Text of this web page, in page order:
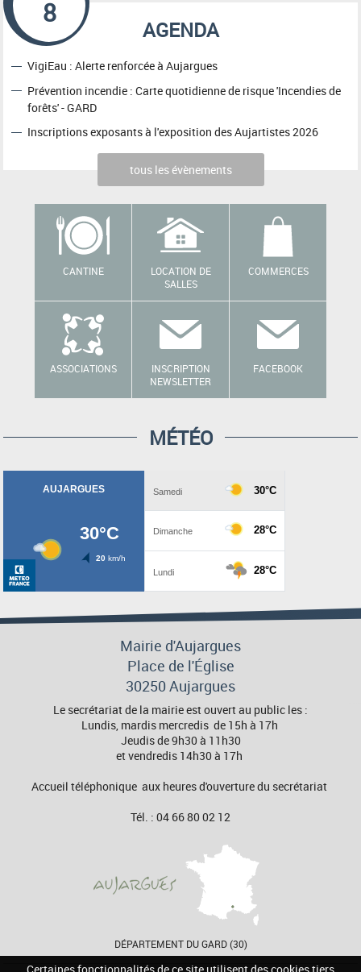
AGENDA
8
VigiEau : Alerte renforcée à Aujargues
Prévention incendie : Carte quotidienne de risque 'Incendies de
forêts' - GARD
Inscriptions exposants à l'exposition des Aujartistes 2026
tous les évènements
CANTINE
LOCATION DE
SALLES
COMMERCES
ASSOCIATIONS
INSCRIPTION
NEWSLETTER
FACEBOOK
MÉTÉO
Mairie d'Aujargues
Place de l'Église
30250 Aujargues
Le secrétariat de la mairie est ouvert au public les :
Lundis, mardis mercredis de 15h à 17h
Jeudis de 9h30 à 11h30
et vendredis 14h30 à 17h
Accueil téléphonique aux heures d'ouverture du secrétariat
Tél. : 04 66 80 02 12
DÉPARTEMENT DU GARD (30)